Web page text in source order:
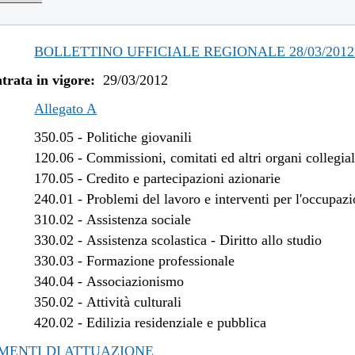
al 04/01/2018
al 09/08/2017
al 28/04/2017
al 14/04/2017
al 31/12/2016
al 09/11/2016
2016 al 12/08/2016
2015 al 12/01/2016
2015 al 30/06/2015
2015 al 30/03/2015
2014 al 06/01/2015
2014 al 07/08/2014
2014 al 21/05/2014
2014 al 27/03/2014
al 06/01/2014
BOLLETTINO UFFICIALE REGIONALE 28/03/
in vigore: 29/03/2012
Allegato A
350.05 -Politiche giovanili
120.06 -Commissioni, comitati ed altri organi
170.05 -Credito e partecipazioni azionarie
240.01 -Problemi del lavoro e interventi per
310.02 -Assistenza sociale
330.02 -Assistenza scolastica - Diritto allo studio
330.03 -Formazione professionale
340.04 -Associazionismo
350.02 -Attività culturali
420.02 -Edilizia residenziale e pubblica
DI ATTUAZIONE